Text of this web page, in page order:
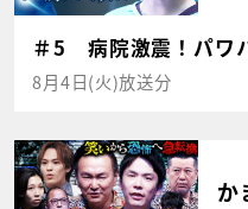
＃5 病院激震！パワ
8月4日(火)放送分
か